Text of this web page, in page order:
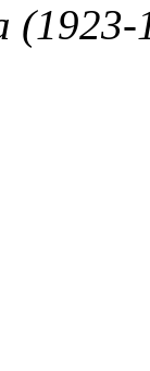
(1923-